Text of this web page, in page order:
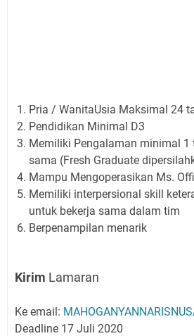
Pria / WanitaUsia Maksimal 24
Pendidikan Minimal D3
Memiliki Pengalaman minimal 1
sama (Fresh Graduate
Mampu Mengoperasikan Ms.
Memiliki interpersional skill
untuk bekerja sama dalam tim
Berpenampilan menarik
Kirim Lamaran
Ke email:
Deadline 17 Juli 2020